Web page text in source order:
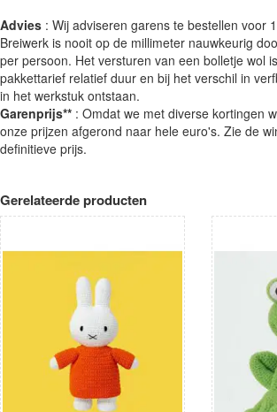
Advies : Wij adviseren garens te bestellen voor
Breiwerk is nooit op de millimeter nauwkeurig
per persoon. Het versturen van een bolletje wol
pakkettarief relatief duur en bij het verschil in
in het werkstuk ontstaan.
Garenprijs** : Omdat we met diverse kortingen
onze prijzen afgerond naar hele euro's. Zie de
definitieve prijs.
Gerelateerde producten